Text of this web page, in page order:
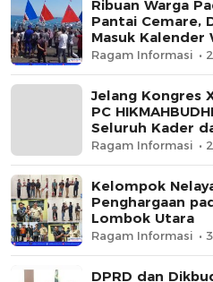
Ribuan Warga
Pantai Cemare,
Masuk Kalender
Bahari NTB
Ragam Informasi
Jelang Kongres
PC
Seluruh Kader
Persatuan
Ragam Informasi
Kelompok
Penghargaan
Lombok Utara
Ragam Informasi
DPRD dan